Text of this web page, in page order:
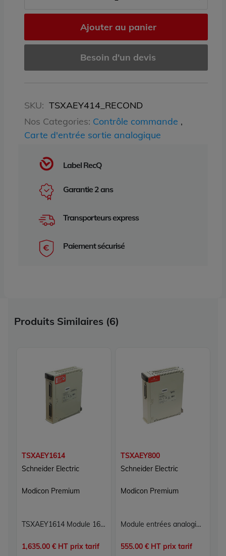
Ajouter au panier
Besoin d'un devis
SKU: TSXAEY414_RECOND
Nos Categories: Contrôle commande ,
Carte d'entrée sortie analogique
Label RecQ
Garantie 2 ans
Transporteurs express
Paiement sécurisé
Produits Similaires (6)
TSXAEY1614
Schneider Electric
Modicon Premium
TSXAEY1614 Module 16 entrées analogiques Carte 16E Modicon Premium Schneider Electric
1,635.00 € HT prix tarif
TSXAEY800
Schneider Electric
Modicon Premium
Module entrées analogiques TSXAEY800 Schneider Modicon Premium 8 voies multigamme 12 bits
555.00 € HT prix tarif